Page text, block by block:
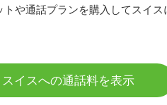
や通話プランを購入してスイス
スイスへの通話料を表示